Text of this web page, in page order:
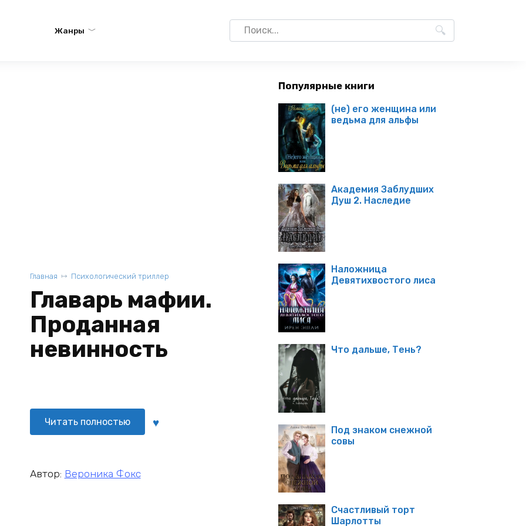
Жанры
Search
for:
Главная Психологический триллер
Главарь мафии.
Проданная
невинность
Читать полностью
Автор: Вероника Фокс
Популярные книги
(не) его женщина или
ведьма для альфы
Академия Заблудших
Душ 2. Наследие
Наложница
Девятихвостого лиса
Что дальше, Тень?
Под знаком снежной
совы
Счастливый торт
Шарлотты